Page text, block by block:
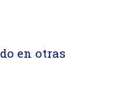
en otras